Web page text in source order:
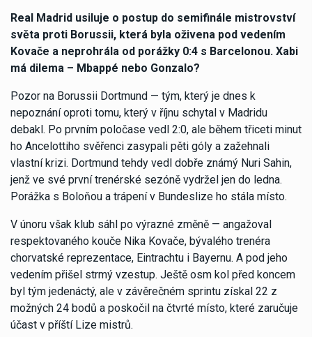
Real Madrid usiluje o postup do semifinále mistrovství
světa proti Borussii, která byla oživena pod vedením
Kovače a neprohrála od porážky 0:4 s Barcelonou. Xabi
má dilema – Mbappé nebo Gonzalo?
Pozor na Borussii Dortmund — tým, který je dnes k
nepoznání oproti tomu, který v říjnu schytal v Madridu
debakl. Po prvním poločase vedl 2:0, ale během třiceti minut
ho Ancelottiho svěřenci zasypali pěti góly a zažehnali
vlastní krizi. Dortmund tehdy vedl dobře známý Nuri Sahin,
jenž ve své první trenérské sezóně vydržel jen do ledna.
Porážka s Boloňou a trápení v Bundeslize ho stála místo.
V únoru však klub sáhl po výrazné změně — angažoval
respektovaného kouče Nika Kovače, bývalého trenéra
chorvatské reprezentace, Eintrachtu i Bayernu. A pod jeho
vedením přišel strmý vzestup. Ještě osm kol před koncem
byl tým jedenáctý, ale v závěrečném sprintu získal 22 z
možných 24 bodů a poskočil na čtvrté místo, které zaručuje
účast v příští Lize mistrů.